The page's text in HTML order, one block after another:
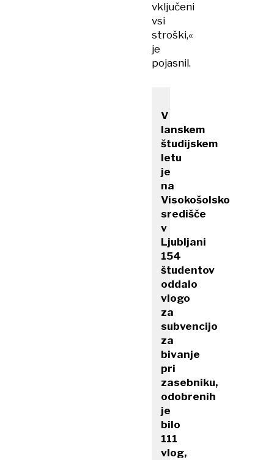
vključeni
vsi
stroški,«
je
pojasnil.
V
lanskem
študijskem
letu
je
na
Visokošolsko
središče
v
Ljubljani
154
študentov
oddalo
vlogo
za
subvencijo
za
bivanje
pri
zasebniku,
odobrenih
je
bilo
111
vlog,